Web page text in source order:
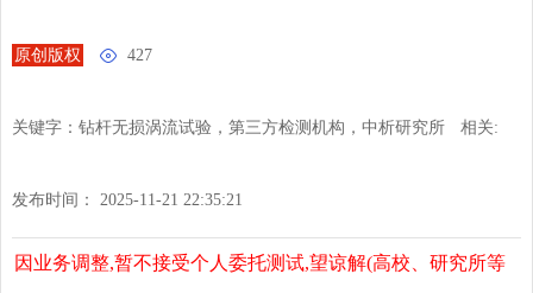
原创版权  427
关键字：钻杆无损涡流试验，第三方检测机构，中析研究所 相关:
发布时间： 2025-11-21 22:35:21
因业务调整,暂不接受个人委托测试,望谅解(高校、研究所等